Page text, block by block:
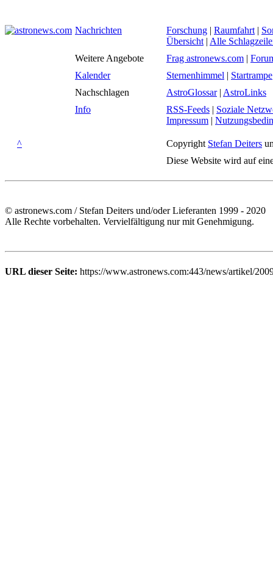
Nachrichten Forschung | Raumfahrt |
Übersicht | Alle
Weitere Angebote
Frag astronews.com |
Kalender
Sternenhimmel | Startrampe
Nachschlagen
AstroGlossar| AstroLinks
Info
RSS-Feeds | Soziale
Impressum |
^ Copyright Stefan Deiters
Diese Website wird auf
© astronews.com / Stefan Deiters und/oder Lieferanten 1999 - 2020
Alle Rechte vorbehalten. Vervielfältigung nur mit Genehmigung.
URL dieser Seite: https://www.astronews.com:443/news/artikel/